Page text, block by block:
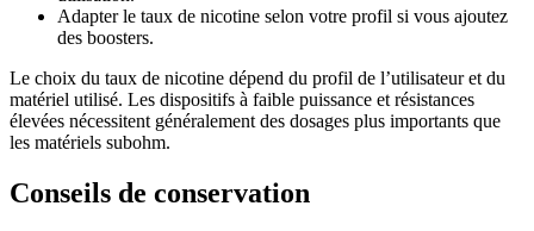
Adapter le taux de nicotine selon votre profil si vous ajoutez
des boosters.
Le choix du taux de nicotine dépend du profil de l’utilisateur et du
matériel utilisé. Les dispositifs à faible puissance et résistances
élevées nécessitent généralement des dosages plus importants que
les matériels subohm.
Conseils de conservation